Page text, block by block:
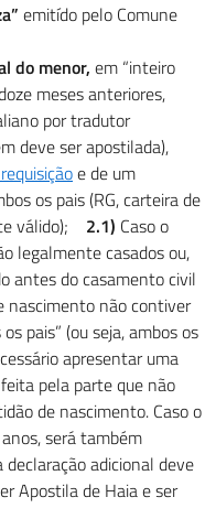
emitído pelo Comune
do menor, em “inteiro
meses anteriores,
por tradutor
deve ser apostilada),
e de um
os pais (RG, carteira de
válido);
2.1) Caso o
legalmente casados ou,
antes do casamento civil
nascimento não contiver
pais” (ou seja, ambos os
apresentar uma
pela parte que não
de nascimento. Caso o
será também
declaração adicional deve
Apostila de Haia e ser